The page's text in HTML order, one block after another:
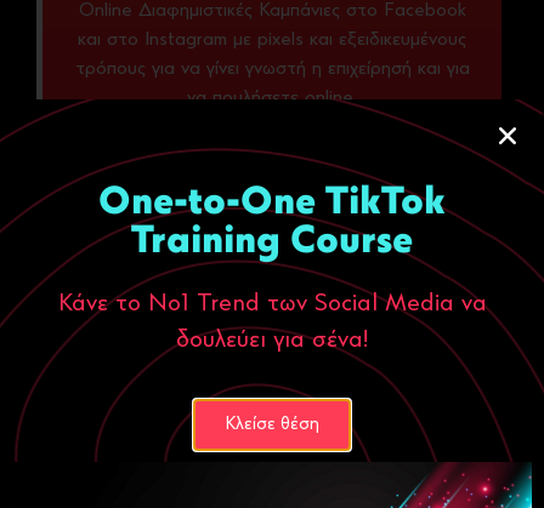
Οnline Διαφημιστικές Καμπάνιες στο Facebook
και στο Instagram με pixels και εξειδικευμένους
τρόπους για να γίνει γνωστή η επιχείρησή και για
να πουλήσετε online.
Google Ads
Online διαφημιστικές καμπάνιες στη Google με
λέξεις κλειδιά για να πετύχετε online πωλήσεις
(Search network), με banners σε σχετικά sites με
One-to-One TikTok
Training Course
Κάνε το Νο1 Trend των Social Media να
δουλεύει για σένα!
Κλείσε θέση